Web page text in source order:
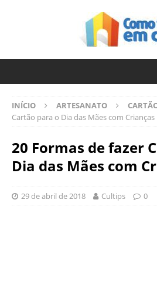
INÍCIO ARTESANATO
Cartão para o Dia das Mães com Crianças
20 Formas de fazer
Dia das Mães com
29 de abril de 2018 Cultips 0